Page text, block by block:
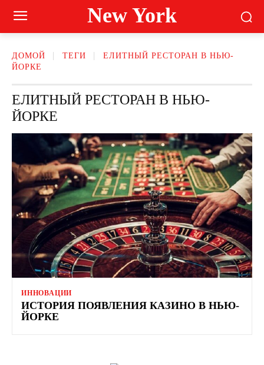
New York
ДОМОЙ ТЕГИ
ЕЛИТНЫЙ РЕСТОРАН В НЬЮ-
ЙОРКЕ
ЕЛИТНЫЙ РЕСТОРАН В НЬЮ-
ЙОРКЕ
ИННОВАЦИИ
ИСТОРИЯ ПОЯВЛЕНИЯ КАЗИНО В НЬЮ-
ЙОРКЕ